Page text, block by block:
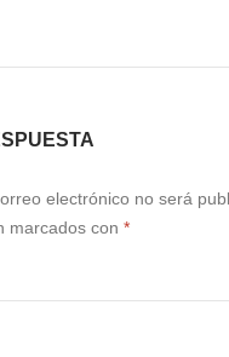
electrónico no será
marcados con *